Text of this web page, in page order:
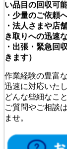
い品目の回収可
・少量のご依頼
・法人さまや店
き取りへの迅速
・出張・緊急回
きます）
作業経験の豊富
迅速に対応いたし
どんな些細なこ
ご質問やご相談
ませ。